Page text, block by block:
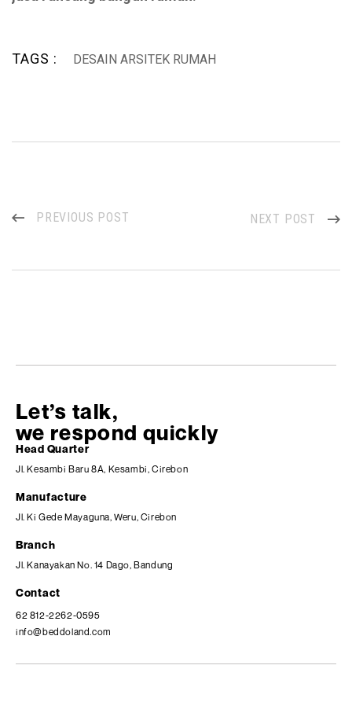
TAGS : DESAIN ARSITEK RUMAH
PREVIOUS POST NEXT POST
Let’s talk,
we respond quickly
Head Quarter
Jl. Kesambi Baru 8A, Kesambi, Cirebon
Manufacture
Jl. Ki Gede Mayaguna, Weru, Cirebon
Branch
Jl. Kanayakan No. 14 Dago, Bandung
Contact
62 812-2262-0595
info@beddoland.com